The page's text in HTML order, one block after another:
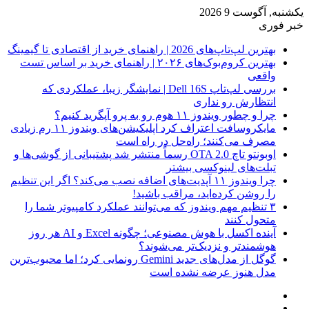
یکشنبه, آگوست 9 2026
خبر فوری
بهترین لپ‌تاپ‌های 2026 | راهنمای خرید از اقتصادی تا گیمینگ
بهترین کروم‌بوک‌های ۲۰۲۶ | راهنمای خرید بر اساس تست
واقعی
بررسی لپ‌تاپ Dell 16S | نمایشگر زیبا، عملکردی که
انتظارش رو نداری
چرا و چطور ویندوز ۱۱ هوم رو به پرو آپگرید کنیم؟
مایکروسافت اعتراف کرد اپلیکیشن‌های ویندوز ۱۱ رم زیادی
مصرف می‌کنند؛ راه‌حل در راه است
اوبونتو تاچ OTA 2.0 رسماً منتشر شد پشتیبانی از گوشی‌ها و
تبلت‌های لینوکسی بیشتر
چرا ویندوز ۱۱ آپدیت‌های اضافه نصب می‌کند؟ اگر این تنظیم
را روشن کرده‌اید، مراقب باشید!
۳ تنظیم مهم ویندوز که می‌توانند عملکرد کامپیوتر شما را
متحول کنند
آینده اکسل با هوش مصنوعی؛ چگونه Excel و AI هر روز
هوشمندتر و نزدیک‌تر می‌شوند؟
گوگل از مدل‌های جدید Gemini رونمایی کرد؛ اما محبوب‌ترین
مدل هنوز عرضه نشده است